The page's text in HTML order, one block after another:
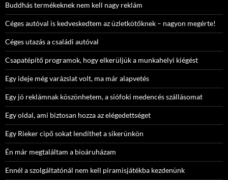
Buddhás termékeknek nem kell nagy reklám
Céges autóval is kedveskedtem az üzletkötőknek – nagyon megérte!
Céges utazás a családi autóval
Csapatépítő programok, hogy elkerüljük a munkahelyi kiégést
Egy ideje még varázslat volt, ma már alapvetés
Egy jó reklámnak köszönhetem, a siófoki medencés szállásomat
Egy oldal, ami biztosan hozza az elégedettséget
Egy Rieker cipő sokat lendíthet a sikerünkön
Én már megtaláltam a bioáruházam
Ennél a szolgáltatónál nem kell piramisjátékba kezdenünk